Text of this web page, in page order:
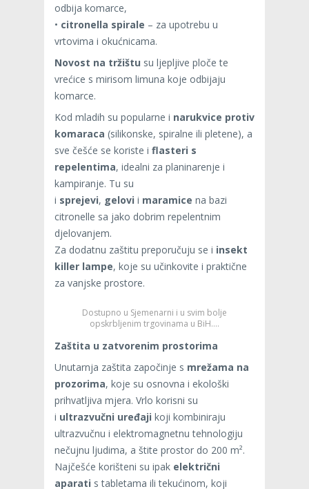
odbija komarce,
• citronella spirale – za upotrebu u
vrtovima i okućnicama.
Novost na tržištu su ljepljive ploče te
vrećice s mirisom limuna koje odbijaju
komarce.
Kod mladih su popularne i narukvice protiv
komaraca (silikonske, spiralne ili pletene), a
sve češće se koriste i flasteri s
repelentima, idealni za planinarenje i
kampiranje. Tu su
i sprejevi, gelovi i maramice na bazi
citronelle sa jako dobrim repelentnim
djelovanjem.
Za dodatnu zaštitu preporučuju se i insekt
killer lampe, koje su učinkovite i praktične
za vanjske prostore.
Dostupno u Sjemenarni i u svim bolje
opskrbljenim trgovinama u BiH….
Zaštita u zatvorenim prostorima
Unutarnja zaštita započinje s mrežama na
prozorima, koje su osnovna i ekološki
prihvatljiva mjera. Vrlo korisni su
i ultrazvučni uređaji koji kombiniraju
ultrazvučnu i elektromagnetnu tehnologiju
nečujnu ljudima, a štite prostor do 200 m².
Najčešće korišteni su ipak električni
aparati s tabletama ili tekućinom, koji